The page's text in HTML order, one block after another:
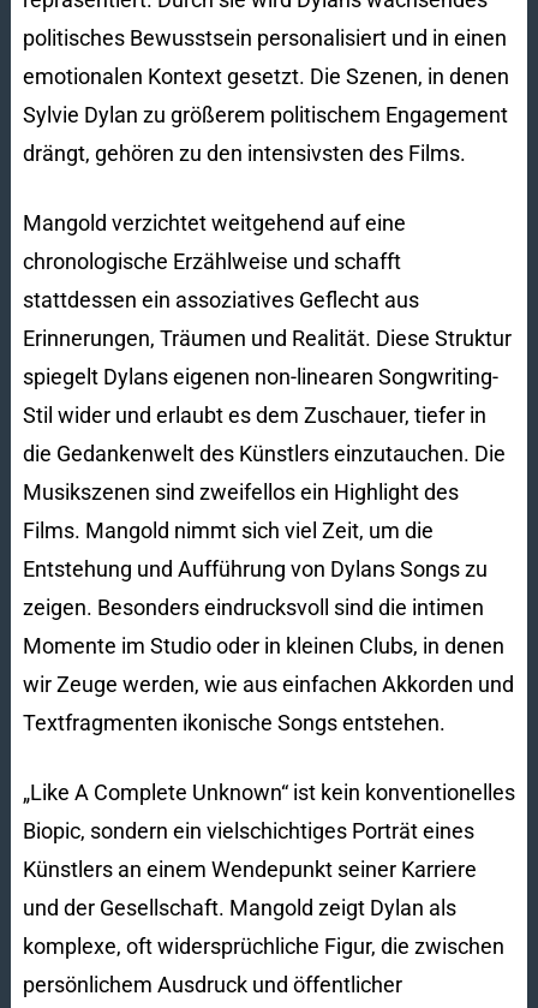
politisches Bewusstsein personalisiert und in einen
emotionalen Kontext gesetzt. Die Szenen, in denen
Sylvie Dylan zu größerem politischem Engagement
drängt, gehören zu den intensivsten des Films.
Mangold verzichtet weitgehend auf eine
chronologische Erzählweise und schafft
stattdessen ein assoziatives Geflecht aus
Erinnerungen, Träumen und Realität. Diese Struktur
spiegelt Dylans eigenen non-linearen Songwriting-
Stil wider und erlaubt es dem Zuschauer, tiefer in
die Gedankenwelt des Künstlers einzutauchen. Die
Musikszenen sind zweifellos ein Highlight des
Films. Mangold nimmt sich viel Zeit, um die
Entstehung und Aufführung von Dylans Songs zu
zeigen. Besonders eindrucksvoll sind die intimen
Momente im Studio oder in kleinen Clubs, in denen
wir Zeuge werden, wie aus einfachen Akkorden und
Textfragmenten ikonische Songs entstehen.
„Like A Complete Unknown“ ist kein konventionelles
Biopic, sondern ein vielschichtiges Porträt eines
Künstlers an einem Wendepunkt seiner Karriere
und der Gesellschaft. Mangold zeigt Dylan als
komplexe, oft widersprüchliche Figur, die zwischen
persönlichem Ausdruck und öffentlicher